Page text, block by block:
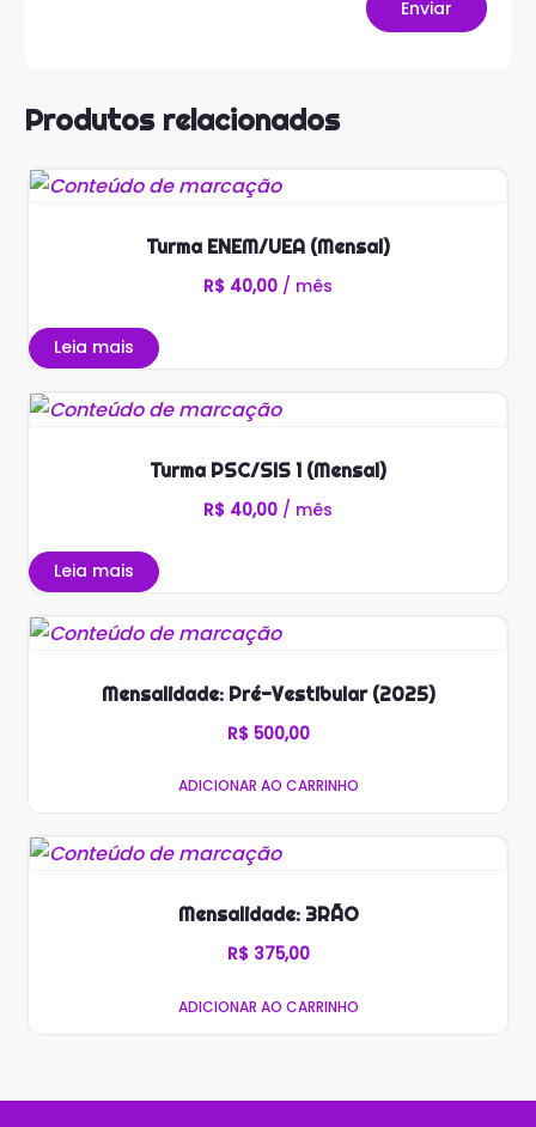
Produtos relacionados
Turma ENEM/UEA (Mensal)
R$ 40,00 / mês
Leia mais
Turma PSC/SIS 1 (Mensal)
R$ 40,00 / mês
Leia mais
Mensalidade: Pré-Vestibular (2025)
R$500,00
ADICIONAR AO CARRINHO
Mensalidade: 3RÃO
R$375,00
ADICIONAR AO CARRINHO